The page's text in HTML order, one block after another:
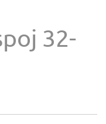
32-